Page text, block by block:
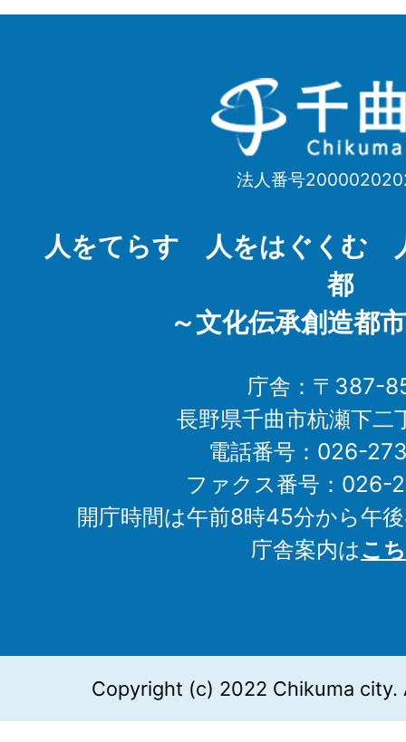
千
曲
Chikuma
法人番号
人をてらす 人をはぐくむ
都
～文化伝承創造都
庁舎：〒387-
長野県千曲市杭瀬下二
電話番号：026-
ファクス番号：026-
開庁時間は午前8時45分から午
庁舎案内はこ
Copyright (c) 2022 Chikuma city.